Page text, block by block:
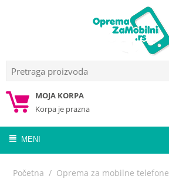
MOJA KORPA
Korpa je prazna
MENI
Početna / Oprema za mobilne telefone